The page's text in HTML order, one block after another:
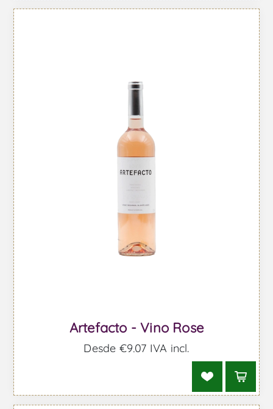
Artefacto - Vino Rose
Desde €9,07 IVA incl.